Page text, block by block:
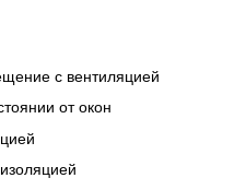
с вентиляцией
от окон